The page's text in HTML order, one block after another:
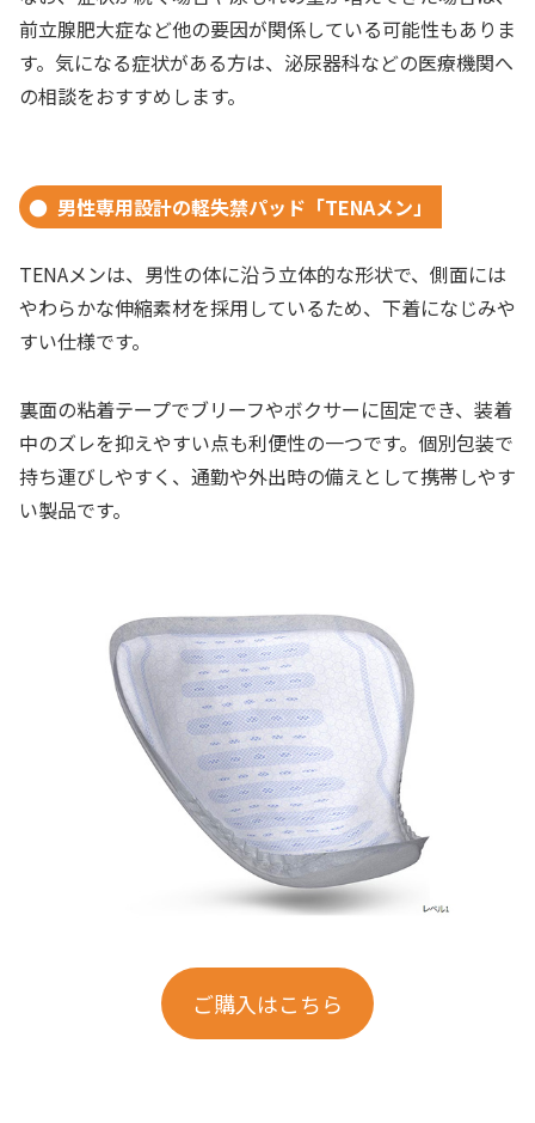
前立腺肥大症など他の要因が関係している可能性もありま
す。気になる症状がある方は、泌尿器科などの医療機関へ
の相談をおすすめします。
男性専用設計の軽失禁パッド「TENAメン」
TENAメンは、男性の体に沿う立体的な形状で、側面には
やわらかな伸縮素材を採用しているため、下着になじみや
すい仕様です。
裏面の粘着テープでブリーフやボクサーに固定でき、装着
中のズレを抑えやすい点も利便性の一つです。個別包装で
持ち運びしやすく、通勤や外出時の備えとして携帯しやす
い製品です。
ご購入はこちら